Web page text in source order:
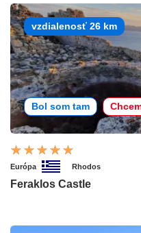
vzdialenosť 26 km
Bol som tam
Európa Rhodos
Feraklos Castle